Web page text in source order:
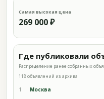
Самая высокая цена
269 000 ₽
Где публиковали
Распределение ранее собранных
118 объявлений из архива
1 Москва